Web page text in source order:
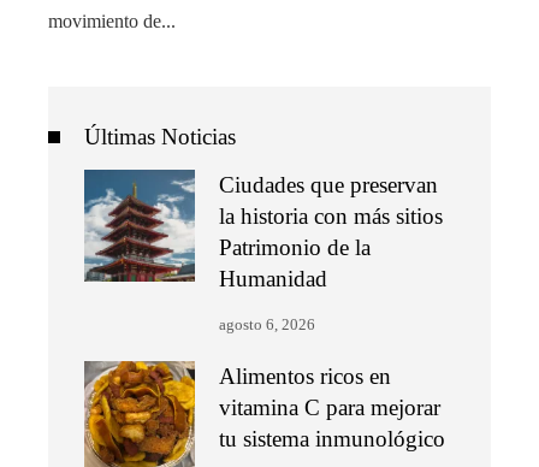
movimiento de...
Últimas Noticias
Ciudades que preservan
la historia con más sitios
Patrimonio de la
Humanidad
agosto 6, 2026
Alimentos ricos en
vitamina C para mejorar
tu sistema inmunológico